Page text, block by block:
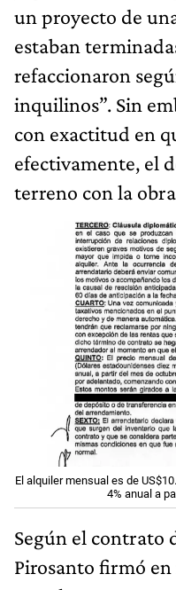
un proyecto de
estaban
refaccionaron
inquilinos”. Sin
con exactitud en
efectivamente, el
terreno con la
El alquiler mensual es de
4% anual a
Según el contrato
Pirosanto firmó